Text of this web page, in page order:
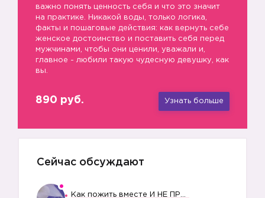
важно понять ценность себя и что это значит
на практике. Никакой воды, только логика,
факты и пошаговые действия: как вернуть себе
женское достоинство и поставить себя перед
мужчинами, чтобы они ценили, уважали и,
главное - любили такую чудесную девушку, как
вы.
890 руб. Узнать больше
Сейчас обсуждают